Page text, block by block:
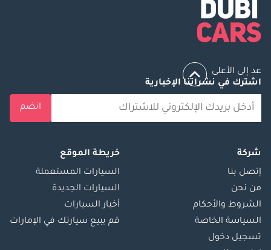
عد إلى الأعلى
اشترك في نشراتنا الإخبارية
انضم
شركة
إتصل بنا
من نحن
الشروط والأحكام
السياسة الخاصة
تسجيل دخول
خريطة الموقع
السيارات المستعملة
السيارات الجديدة
أخبار السيارات
قم ببيع سيارتك في الإمارات